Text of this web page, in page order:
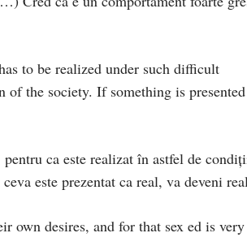
to be realized under such difficult
of the society. If something is
ca este realizat în astfel de
este prezentat ca real, va deveni
own desires, and for that sex ed is very